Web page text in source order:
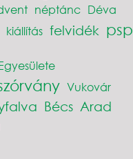
néptánc Déva
kiállítás felvidék psp
Vukovár
Bécs Arad